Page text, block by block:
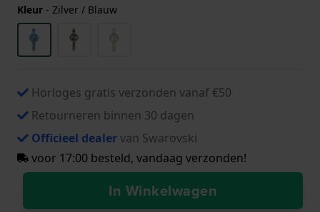
Kleur - Zilver / Blauw
Horloges gratis verzonden vanaf €50
Retourneren binnen 30 dagen
Officieel dealervan Swarovski
voor 17:00 besteld, vandaag verzonden!
In Winkelwagen